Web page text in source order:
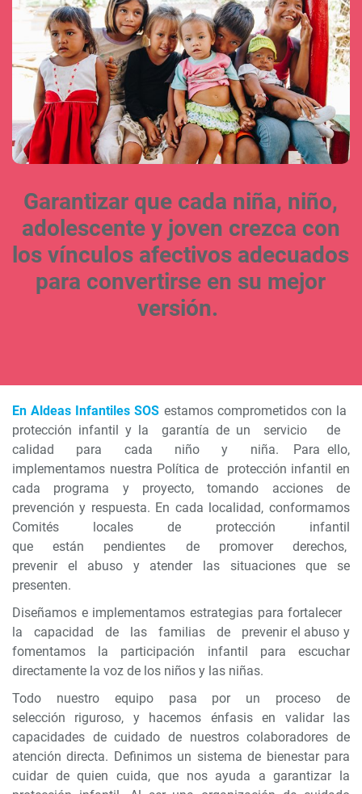
Garantizar que cada niña, niño,
adolescente y joven crezca con
los vínculos afectivos adecuados
para convertirse en su mejor
versión.
En Aldeas Infantiles SOS estamos comprometidos con la
protección infantil y la garantía de un servicio de
calidad para cada niño y niña. Para ello,
implementamos nuestra Política de protección infantil en
cada programa y proyecto, tomando acciones de
prevención y respuesta. En cada localidad, conformamos
Comités locales de protección infantil
que están pendientes de promover derechos,
prevenir el abuso y atender las situaciones que se
presenten.
Diseñamos e implementamos estrategias para fortalecer
la capacidad de las familias de prevenir el abuso y
fomentamos la participación infantil para escuchar
directamente la voz de los niños y las niñas.
Todo nuestro equipo pasa por un proceso de
selección riguroso, y hacemos énfasis en validar las
capacidades de cuidado de nuestros colaboradores de
atención directa. Definimos un sistema de bienestar para
cuidar de quien cuida, que nos ayuda a garantizar la